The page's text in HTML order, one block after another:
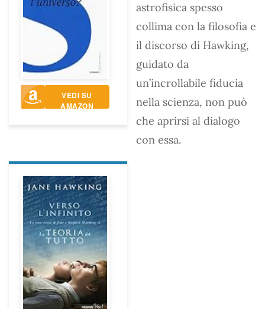
VEDI SU
AMAZON
astrofisica spesso
collima con la filosofia e
il discorso di Hawking,
guidato da
un’incrollabile fiducia
nella scienza, non può
che aprirsi al dialogo
con essa.